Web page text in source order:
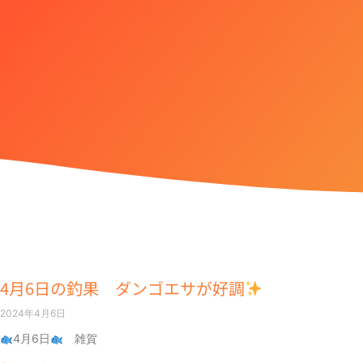
4月6日の釣果 ダンゴエサが好調
2024年4月6日
4月6日 雑賀